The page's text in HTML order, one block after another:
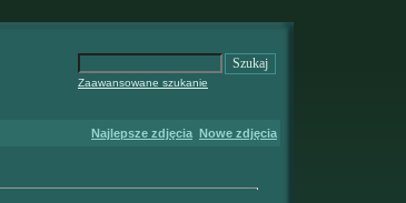
Zaawansowane szukanie
Najlepsze zdjęcia Nowe zdjęcia